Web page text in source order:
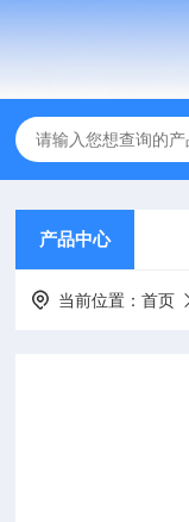
产品中心
当前位置：首页